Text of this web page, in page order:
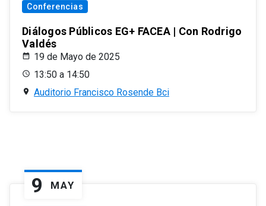
Conferencias
Diálogos Públicos EG+ FACEA | Con Rodrigo
Valdés
19 de Mayo de 2025
13:50 a 14:50
Auditorio Francisco Rosende Bci
9 MAY